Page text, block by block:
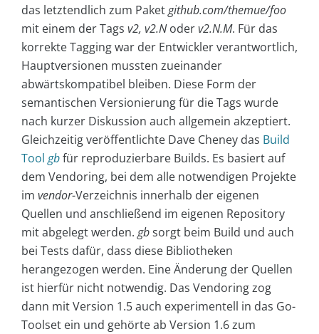
das letztendlich zum Paketgithub.com/themue/foo
mit einem der Tags v2, v2.Noderv2.N.M. Für das
korrekte Tagging war der Entwickler verantwortlich,
Hauptversionen mussten zueinander
abwärtskompatibel bleiben. Diese Form der
semantischen Versionierung für die Tags wurde
nach kurzer Diskussion auch allgemein akzeptiert.
Gleichzeitig veröffentlichte Dave Cheney das Build
Tool gbfür reproduzierbare Builds. Es basiert auf
dem Vendoring, bei dem alle notwendigen Projekte
im vendor-Verzeichnis innerhalb der eigenen
Quellen und anschließend im eigenen Repository
mit abgelegt werden. gbsorgt beim Build und auch
bei Tests dafür, dass diese Bibliotheken
herangezogen werden. Eine Änderung der Quellen
ist hierfür nicht notwendig. Das Vendoring zog
dann mit Version 1.5 auch experimentell in das Go-
Toolset ein und gehörte ab Version 1.6 zum